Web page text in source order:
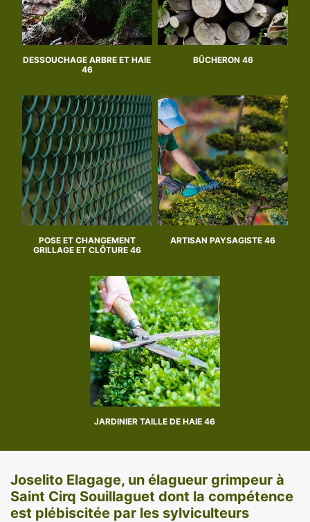
DESSOUCHAGE ARBRE ET HAIE
46
BÛCHERON 46
POSE ET CHANGEMENT
GRILLAGE ET CLÔTURE 46
ARTISAN PAYSAGISTE 46
JARDINIER TAILLE DE HAIE 46
Joselito Elagage, un élagueur grimpeur à
Saint Cirq Souillaguet dont la compétence
est plébiscitée par les sylviculteurs